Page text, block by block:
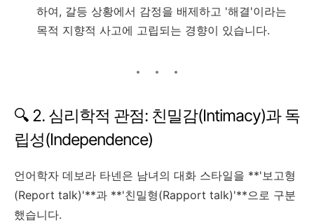
하여, 갈등 상황에서 감정을 배제하고 '해결'이라는
목적 지향적 사고에 고립되는 경향이 있습니다.
🔍 2. 심리학적 관점: 친밀감(Intimacy)과 독
립성(Independence)
언어학자 데보라 타넨은 남녀의 대화 스타일을 **'보고형
(Report talk)'**과 **'친밀형(Rapport talk)'**으로 구분
했습니다.